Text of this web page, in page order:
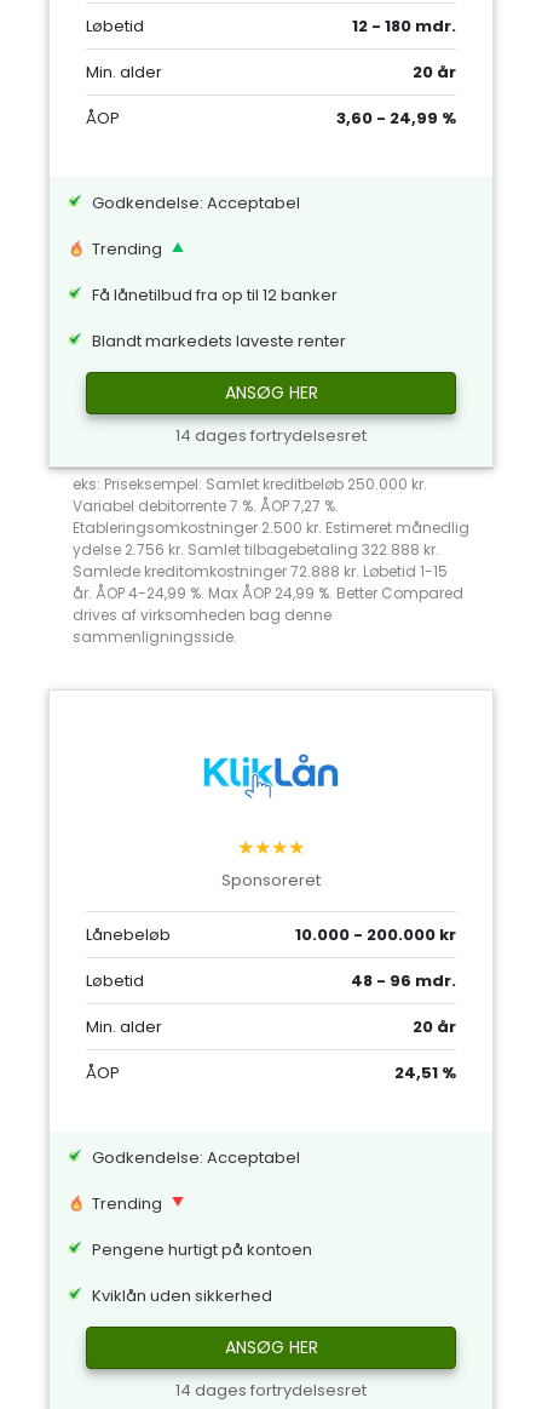
Løbetid
12 - 180 mdr.
Min. alder
20 år
ÅOP
3,60 - 24,99 %
Godkendelse: Acceptabel
Trending
Få lånetilbud fra op til 12 banker
Blandt markedets laveste renter
ANSØG HER
14 dages fortrydelsesret
eks: Priseksempel: Samlet kreditbeløb 250.000 kr.
Variabel debitorrente 7 %. ÅOP 7,27 %.
Etableringsomkostninger 2.500 kr. Estimeret månedlig
ydelse 2.756 kr. Samlet tilbagebetaling 322.888 kr.
Samlede kreditomkostninger 72.888 kr. Løbetid 1-15
år. ÅOP 4-24,99 %. Max ÅOP 24,99 %. Better Compared
drives af virksomheden bag denne
sammenligningsside.
★★★★
Sponsoreret
Lånebeløb
10.000 - 200.000 kr
Løbetid
48 - 96 mdr.
Min. alder
20 år
ÅOP
24,51 %
Godkendelse: Acceptabel
Trending
Pengene hurtigt på kontoen
Kviklån uden sikkerhed
ANSØG HER
14 dages fortrydelsesret